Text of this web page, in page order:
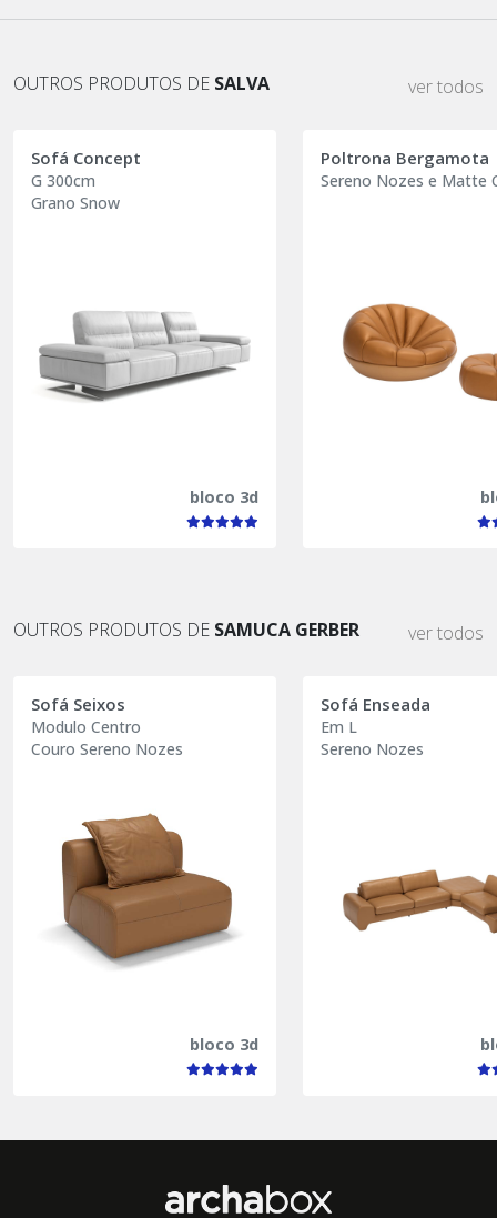
OUTROS PRODUTOS DE SALVA ver todos
Sofá Concept
G 300cm
Grano Snow
bloco 3d
Poltrona Bergamota
Sereno Nozes e Matte
OUTROS PRODUTOS DE SAMUCA GERBER ver todos
Sofá Seixos
Modulo Centro
Couro Sereno Nozes
bloco 3d
Sofá Enseada
Em L
Sereno Nozes